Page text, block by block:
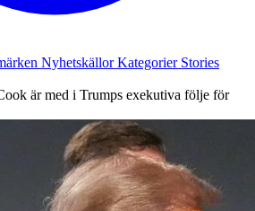
NyhetskällorKategorier Stories
är med i Trumps exekutiva följe för